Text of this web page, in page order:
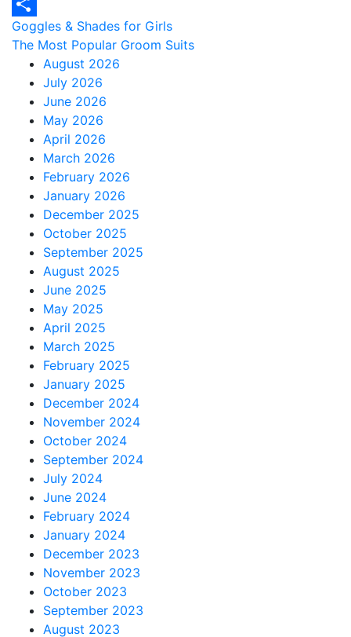
Link
Print
Share
Post
navigation
Goggles & Shades for Girls
The Most Popular Groom Suits
August 2026
July 2026
June 2026
May 2026
April 2026
March 2026
February 2026
January 2026
December 2025
October 2025
September 2025
August 2025
June 2025
May 2025
April 2025
March 2025
February 2025
January 2025
December 2024
November 2024
October 2024
September 2024
July 2024
June 2024
February 2024
January 2024
December 2023
November 2023
October 2023
September 2023
August 2023